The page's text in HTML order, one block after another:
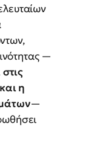
—
η
—